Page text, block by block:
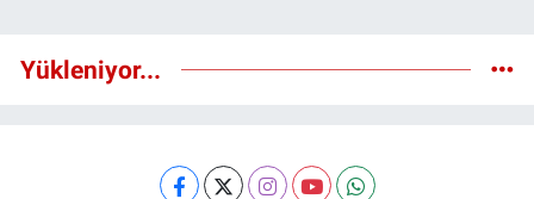
Yükleniyor...